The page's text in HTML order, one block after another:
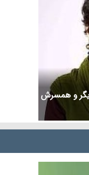
و همسرش